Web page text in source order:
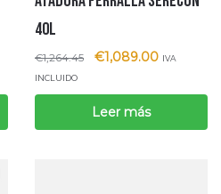
40L
€1,264.45 €1,089.00 IVA
INCLUIDO
Leer más